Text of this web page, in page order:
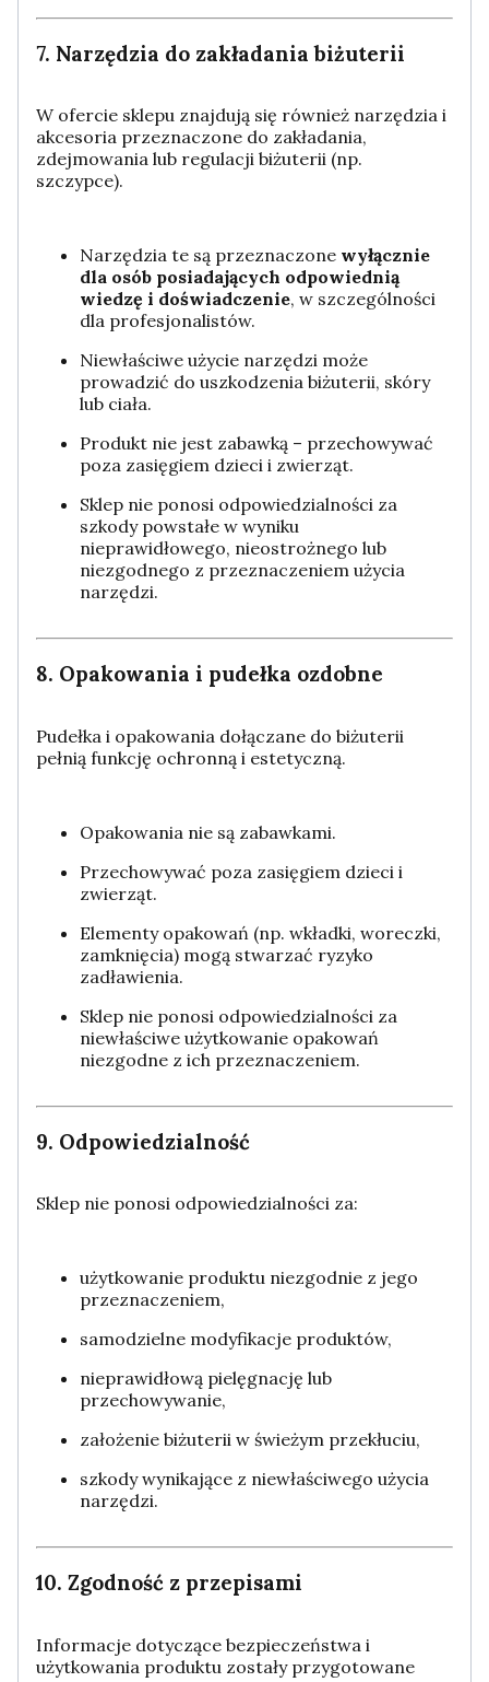
7. Narzędzia do zakładania biżuterii
W ofercie sklepu znajdują się również narzędzia i
akcesoria przeznaczone do zakładania,
zdejmowania lub regulacji biżuterii (np.
szczypce).
Narzędzia te są przeznaczone wyłącznie
dla osób posiadających odpowiednią
wiedzę i doświadczenie, w szczególności
dla profesjonalistów.
Niewłaściwe użycie narzędzi może
prowadzić do uszkodzenia biżuterii, skóry
lub ciała.
Produkt nie jest zabawką – przechowywać
poza zasięgiem dzieci i zwierząt.
Sklep nie ponosi odpowiedzialności za
szkody powstałe w wyniku
nieprawidłowego, nieostrożnego lub
niezgodnego z przeznaczeniem użycia
narzędzi.
8. Opakowania i pudełka ozdobne
Pudełka i opakowania dołączane do biżuterii
pełnią funkcję ochronną i estetyczną.
Opakowania nie są zabawkami.
Przechowywać poza zasięgiem dzieci i
zwierząt.
Elementy opakowań (np. wkładki, woreczki,
zamknięcia) mogą stwarzać ryzyko
zadławienia.
Sklep nie ponosi odpowiedzialności za
niewłaściwe użytkowanie opakowań
niezgodne z ich przeznaczeniem.
9. Odpowiedzialność
Sklep nie ponosi odpowiedzialności za:
użytkowanie produktu niezgodnie z jego
przeznaczeniem,
samodzielne modyfikacje produktów,
nieprawidłową pielęgnację lub
przechowywanie,
założenie biżuterii w świeżym przekłuciu,
szkody wynikające z niewłaściwego użycia
narzędzi.
10. Zgodność z przepisami
Informacje dotyczące bezpieczeństwa i
użytkowania produktu zostały przygotowane